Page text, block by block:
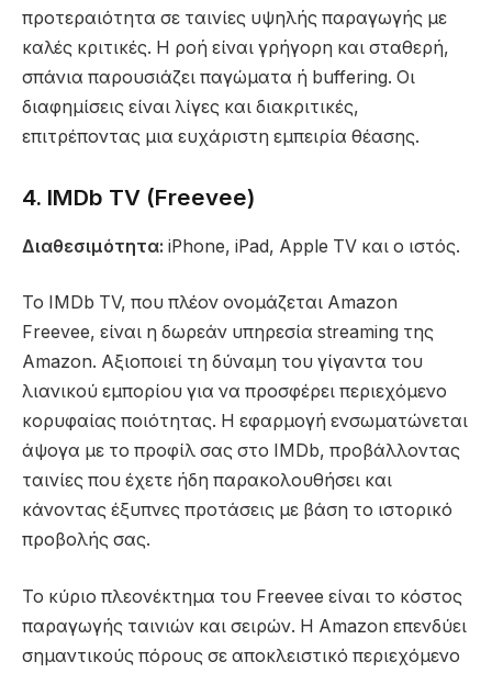
προτεραιότητα σε ταινίες υψηλής παραγωγής με
καλές κριτικές. Η ροή είναι γρήγορη και σταθερή,
σπάνια παρουσιάζει παγώματα ή buffering. Οι
διαφημίσεις είναι λίγες και διακριτικές,
επιτρέποντας μια ευχάριστη εμπειρία θέασης.
4. IMDb TV (Freevee)
Διαθεσιμότητα: iPhone, iPad, Apple TV και ο ιστός.
Το IMDb TV, που πλέον ονομάζεται Amazon
Freevee, είναι η δωρεάν υπηρεσία streaming της
Amazon. Αξιοποιεί τη δύναμη του γίγαντα του
λιανικού εμπορίου για να προσφέρει περιεχόμενο
κορυφαίας ποιότητας. Η εφαρμογή ενσωματώνεται
άψογα με το προφίλ σας στο IMDb, προβάλλοντας
ταινίες που έχετε ήδη παρακολουθήσει και
κάνοντας έξυπνες προτάσεις με βάση το ιστορικό
προβολής σας.
Το κύριο πλεονέκτημα του Freevee είναι το κόστος
παραγωγής ταινιών και σειρών. Η Amazon επενδύει
σημαντικούς πόρους σε αποκλειστικό περιεχόμενο